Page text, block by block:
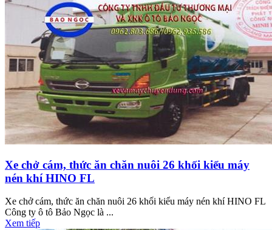
Xe chở cám, thức ăn chăn nuôi 26 khối kiểu máy
nén khí HINO FL
Xe chở cám, thức ăn chăn nuôi 26 khối kiểu máy nén khí HINO FL
Công ty ô tô Bảo Ngọc là ...
Xem tiếp